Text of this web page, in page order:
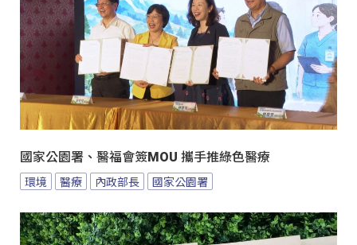
國家公園署、醫福會簽MOU 攜手推綠色醫療
環境 醫療 內政部長 國家公園署